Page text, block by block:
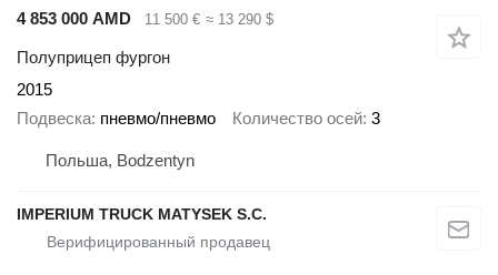
4 853 000 AMD
11 500 € ≈ 13 290 $
Полуприцеп фургон
2015
Подвеска пневмо/пневмо Количество осей 3
Польша, Bodzentyn
IMPERIUM TRUCK MATYSEK S.C.